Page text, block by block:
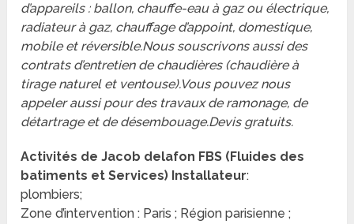
d’appareils : ballon, chauffe-eau à gaz ou électrique,
radiateur à gaz, chauffage d’appoint, domestique,
mobile et réversible.Nous souscrivons aussi des
contrats d’entretien de chaudières (chaudière à
tirage naturel et ventouse).Vous pouvez nous
appeler aussi pour des travaux de ramonage, de
détartrage et de désembouage.Devis gratuits.
Activités de Jacob delafon FBS (Fluides des
batiments et Services) Installateur:
plombiers;
Zone d’intervention : Paris ; Région parisienne ;